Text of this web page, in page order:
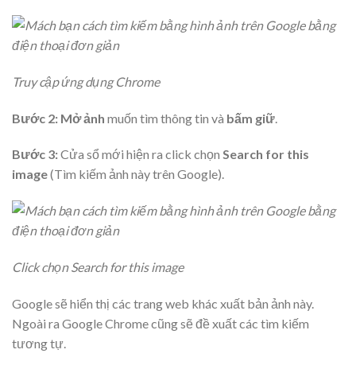
Truy cập ứng dụng Chrome
Bước 2: Mở ảnh muốn tìm thông tin và bấm giữ
Bước 3:Cửa sổ mới hiện ra click chọn Search for this
image(Tìm kiếm ảnh này trên Google).
Click chọn Search for this image
Google sẽ hiển thị các trang web khác xuất bản ảnh này.
Ngoài ra Google Chrome cũng sẽ đề xuất các tìm kiếm
tương tự.